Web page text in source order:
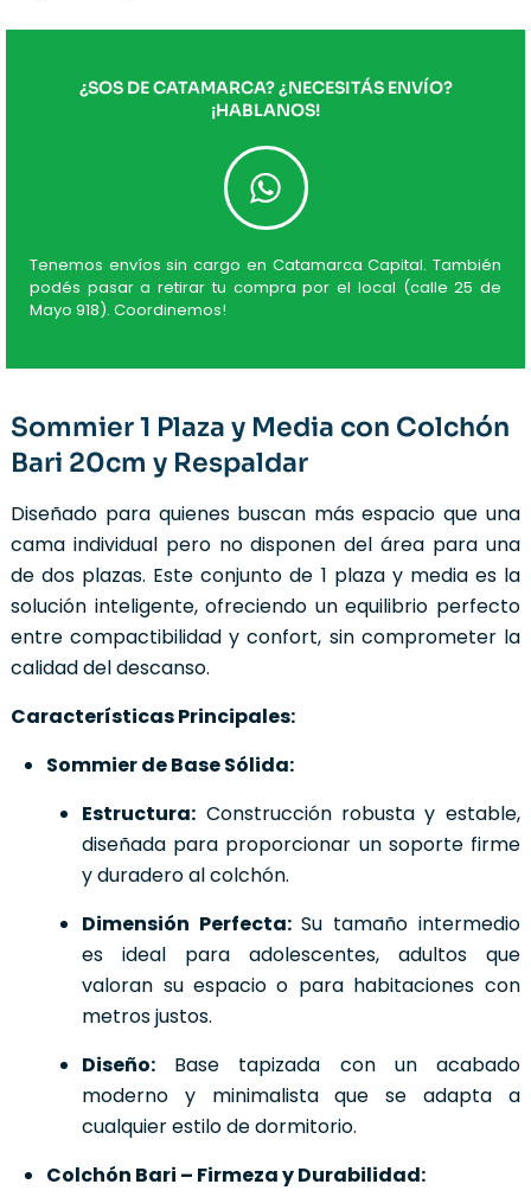
¿SOS DE CATAMARCA? ¿NECESITÁS ENVÍO?
¡HABLANOS!
Tenemos envíos sin cargo en Catamarca Capital. También
podés pasar a retirar tu compra por el local (calle 25 de
Mayo 918). Coordinemos!
Sommier 1 Plaza y Media con Colchón
Bari 20cm y Respaldar
Diseñado para quienes buscan más espacio que una
cama individual pero no disponen del área para una
de dos plazas. Este conjunto de 1 plaza y media es la
solución inteligente, ofreciendo un equilibrio perfecto
entre compactibilidad y confort, sin comprometer la
calidad del descanso.
Características Principales:
Sommier de Base Sólida:
Estructura: Construcción robusta y estable,
diseñada para proporcionar un soporte firme
y duradero al colchón.
Dimensión Perfecta:Su tamaño intermedio
es ideal para adolescentes, adultos que
valoran su espacio o para habitaciones con
metros justos.
Diseño: Base tapizada con un acabado
moderno y minimalista que se adapta a
cualquier estilo de dormitorio.
Colchón Bari – Firmeza y Durabilidad: